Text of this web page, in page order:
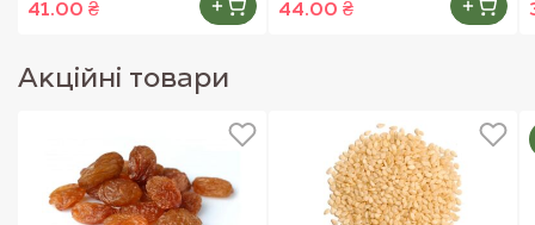
41.00 ₴ 44.00 ₴
Акцiйнi товари